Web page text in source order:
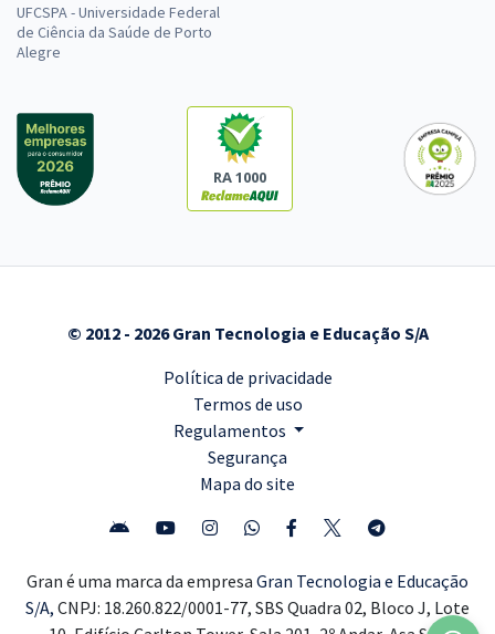
UFCSPA - Universidade Federal
de Ciência da Saúde de Porto
Alegre
RA 1000
© 2012 - 2026 Gran Tecnologia e Educação S/A
Política de privacidade
Termos de uso
Regulamentos
Segurança
Mapa do site
Gran é uma marca da empresa Gran Tecnologia e Educação
S/A, CNPJ: 18.260.822/0001-77, SBS Quadra 02, Bloco J, Lote